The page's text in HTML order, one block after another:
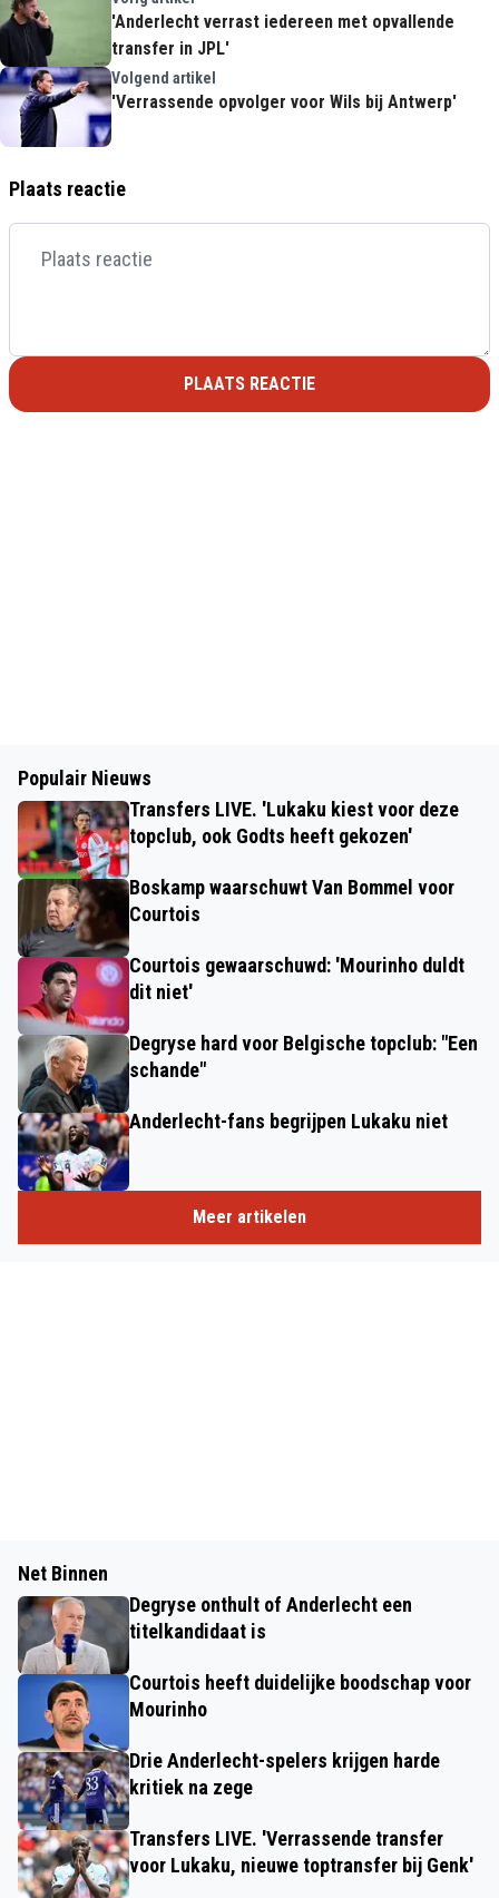
'Anderlecht verrast iedereen met opvallende
transfer in JPL'
Volgend artikel
'Verrassende opvolger voor Wils bij Antwerp'
Plaats reactie
PLAATS REACTIE
Populair Nieuws
Transfers LIVE. 'Lukaku kiest voor deze
topclub, ook Godts heeft gekozen'
Boskamp waarschuwt Van Bommel voor
Courtois
Courtois gewaarschuwd: 'Mourinho duldt
dit niet'
Degryse hard voor Belgische topclub: "Een
schande"
Anderlecht-fans begrijpen Lukaku niet
Meer artikelen
Net Binnen
Degryse onthult of Anderlecht een
titelkandidaat is
Courtois heeft duidelijke boodschap voor
Mourinho
Drie Anderlecht-spelers krijgen harde
kritiek na zege
Transfers LIVE. 'Verrassende transfer
voor Lukaku, nieuwe toptransfer bij Genk'